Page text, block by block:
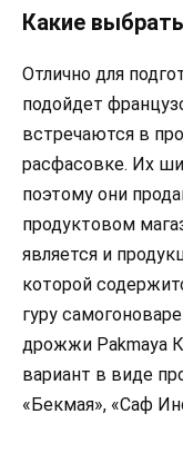
Какие выбрать
Отлично для
подойдет
встречаются в
расфасовке. Их
поэтому они
продуктовом
является и
которой
гуру
дрожжи Pakmaya
вариант в виде
«Бекмая», «Саф